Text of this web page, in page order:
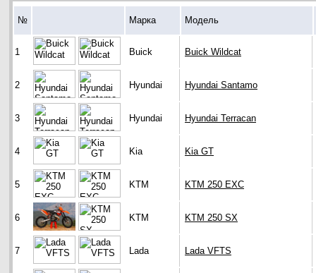
№ Марка Модель
1 Buick Buick Wildcat
2 Hyundai Hyundai Santamo
3 Hyundai Hyundai Terracan
4 Kia Kia GT
5 KTM KTM 250 EXC
6 KTM KTM 250 SX
7 Lada Lada VFTS